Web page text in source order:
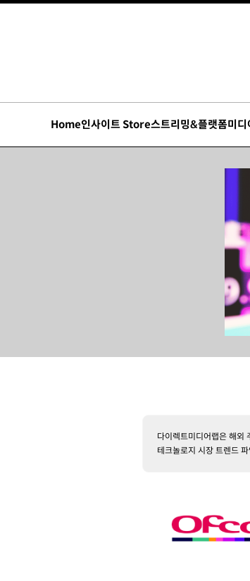
Home인사이트 Store스트리밍&플랫폼미디
다이렉트미디어랩은 해외
테크놀로지 시장 트렌드